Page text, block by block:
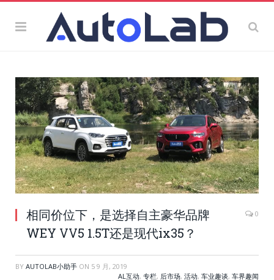
相同价位下，是选择自主豪华品牌
WEY VV5 1.5T还是现代ix35？
0
BY AUTOLAB小助手 ON 5 9 月, 2019
AL互动, 专栏, 后市场, 活动, 车业趣谈, 车界趣闻